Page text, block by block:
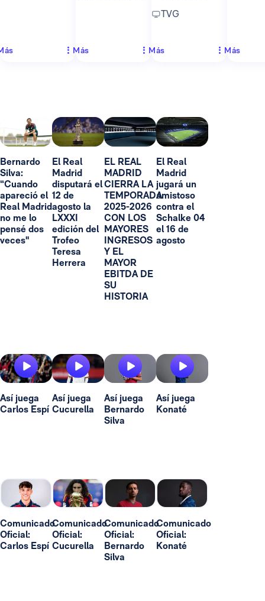
Más
TVG
Más Más
Bernardo
Silva:
“Cuando
apareció el
Real Madrid
no me lo
pensé dos
veces"
El Real
Madrid
disputará el
12 de
agosto la
LXXXI
edición del
Trofeo
Teresa
Herrera
EL REAL
MADRID
CIERRA LA
TEMPORADA
2025-2026
CON LOS
MAYORES
INGRESOS
Y EL
MAYOR
EBITDA DE
SU
HISTORIA
El Real
Madrid
jugará un
amistoso
contra el
Schalke 04
el 16 de
agosto
Así juega
Carlos Espí
Así juega
Cucurella
Así juega
Bernardo
Silva
Así juega
Konaté
Comunicado
Oficial:
Carlos Espí
Comunicado
Oficial:
Cucurella
Comunicado
Oficial:
Bernardo
Silva
Comunicado
Oficial:
Konaté